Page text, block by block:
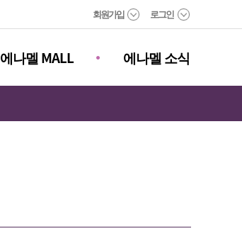
회원가입 로그인
에나멜 MALL 에나멜 소식